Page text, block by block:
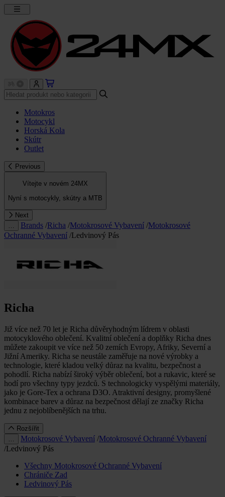
Motokros
Motocykl
Horská Kola
Skútr
Outlet
Previous
Vítejte v novém 24MX
Nyní s motocykly, skútry a MTB
Next
Brands /Richa /Motokrosové Vybavení /Motokrosové
Ochranné Vybavení /Ledvinový Pás
Richa
Již více než 70 let je Richa důvěryhodným lídrem v oblasti
motocyklového oblečení. Kvalitní oblečení a doplňky Richa dnes
můžete zakoupit ve více než 50 zemích Evropy, Afriky, Severní a
Jižní Ameriky. Richa se neustále zaměřuje na nové výrobky a
technologie, které kladou velký důraz na kvalitu, bezpečnost a
pohodlí. Richa nabízí široký výběr oblečení, bot a rukavic, které se
hodí pro všechny typy jezdců. S technologicky vyspělými materiály,
jako je Gore-Tex a ochrana D3O. Atraktivní designy, promyšlené
kombinace barev a důraz na bezpečnost dělají ze značky Richa
jednu z nejoblíbenějších na trhu.
Rozšířit
Motokrosové Vybavení /Motokrosové Ochranné Vybavení
/Ledvinový Pás
Všechny Motokrosové Ochranné Vybavení
Chrániče Zad
Ledvinový Pás